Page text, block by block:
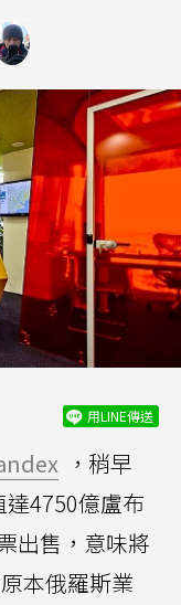
用LINE傳送
，稍早
達4750億盧布
出售，意味將
本俄羅斯業